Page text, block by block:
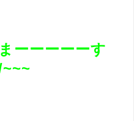
ーーーーーす